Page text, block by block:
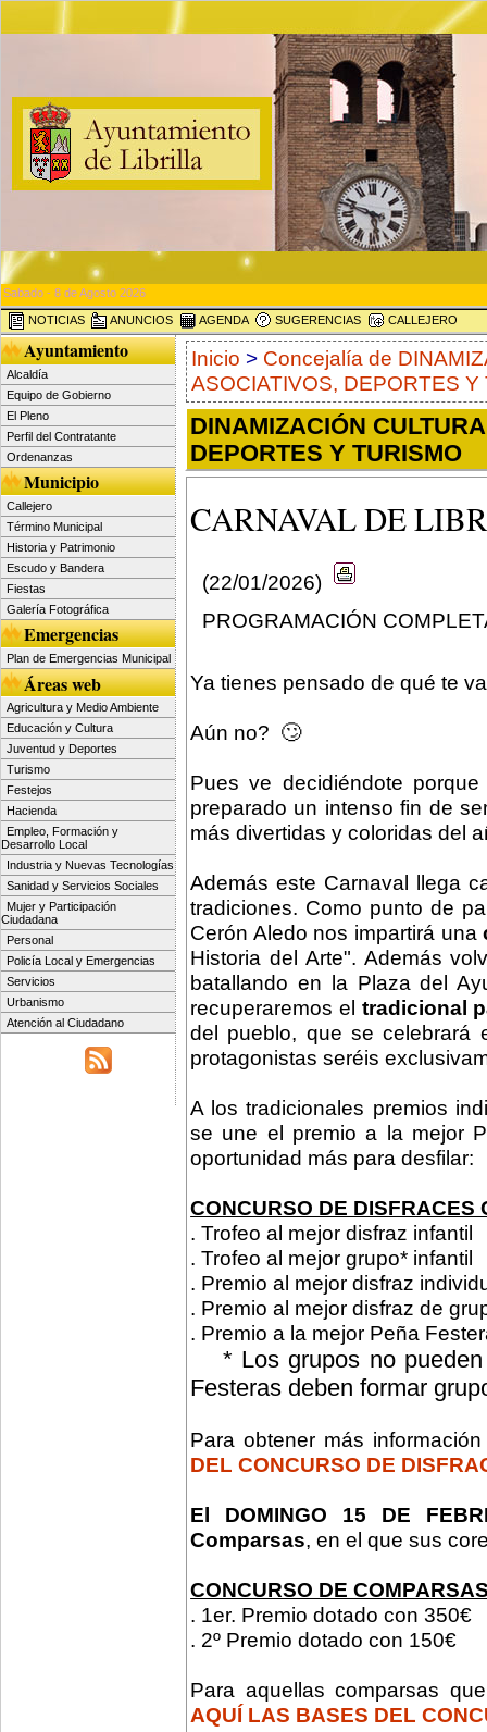
Sabado - 8 de Agosto 2026
NOTICIAS ANUNCIOS AGENDA SUGERENCIAS CALLEJERO
Ayuntamiento
Alcaldía
Equipo de Gobierno
El Pleno
Perfil del Contratante
Ordenanzas
Municipio
Callejero
Término Municipal
Historia y Patrimonio
Escudo y Bandera
Fiestas
Galería Fotográfica
Emergencias
Plan de Emergencias Municipal
Áreas web
Agricultura y Medio Ambiente
Educación y Cultura
Juventud y Deportes
Turismo
Festejos
Hacienda
Empleo, Formación y
Desarrollo Local
Industria y Nuevas Tecnologías
Sanidad y Servicios Sociales
Mujer y Participación
Ciudadana
Personal
Policía Local y Emergencias
Servicios
Urbanismo
Atención al Ciudadano
Inicio > Concejalía de
ASOCIATIVOS, DEPORTES Y
DINAMIZACIÓN
DEPORTES Y TURISMO
CARNAVAL DE
(22/01/2026)
PROGRAMACIÓN
Ya tienes pensado de qué te
Aún no? 🙄
Pues ve decidiéndote
preparado un intenso fin de
más divertidas y coloridas del
Además este Carnaval llega
tradiciones. Como punto de
Cerón Aledo nos impartirá una
Historia del Arte". Además
batallando en la Plaza del
recuperaremos el tradicional
del pueblo, que se celebrará
protagonistas seréis
A los tradicionales premios
se une el premio a la mejor
oportunidad más para desfilar:
CONCURSO DE DISFRACES
. Trofeo al mejor disfraz infantil
. Trofeo al mejor grupo* infantil
. Premio al mejor disfraz
. Premio al mejor disfraz de
. Premio a la mejor Peña
* Los grupos no
Festeras deben formar
Para obtener más
DEL CONCURSO DE
El DOMINGO 15 DE
Comparsas, en el que sus
CONCURSO DE
. 1er. Premio dotado con 350€
. 2º Premio dotado con 150€
Para aquellas comparsas
AQUÍ LAS BASES DEL